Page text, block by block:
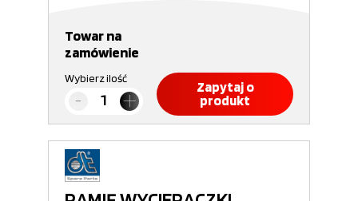
Towar na
zamówienie
Wybierz ilość
Zapytaj o
produkt